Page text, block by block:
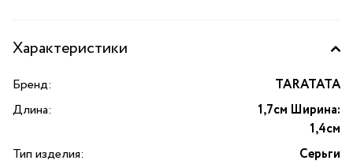
Характеристики
Бренд:
TARATATA
Длина:
1,7см Ширина:
1,4см
Тип изделия:
Серьги